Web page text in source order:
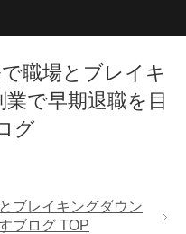
職場とブレイキ
で早期退職を目
グ
ブレイキングダウン
ブログ TOP